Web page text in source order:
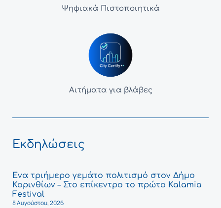
Ψηφιακά Πιστοποιητικά
Αιτήματα για βλάβες
Εκδηλώσεις
Ένα τριήμερο γεμάτο πολιτισμό στον Δήμο
Κορινθίων – Στο επίκεντρο το πρώτο Kalamia
Festival
8 Αυγούστου, 2026